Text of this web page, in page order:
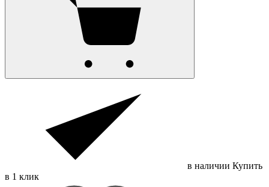
в наличии Купить
в 1 клик